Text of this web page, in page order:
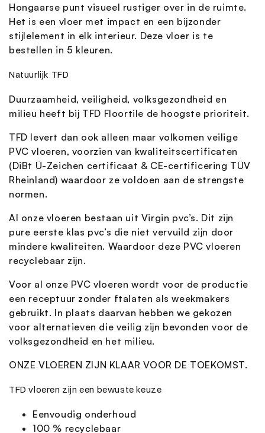
Hongaarse punt visueel rustiger over in de ruimte.
Het is een vloer met impact en een bijzonder
stijlelement in elk interieur. Deze vloer is te
bestellen in 5 kleuren.
Natuurlijk TFD
Duurzaamheid, veiligheid, volksgezondheid en
milieu heeft bij TFD Floortile de hoogste prioriteit.
TFD levert dan ook alleen maar volkomen veilige
PVC vloeren, voorzien van kwaliteitscertificaten
(DiBt Ü-Zeichen certificaat & CE-certificering TÜV
Rheinland) waardoor ze voldoen aan de strengste
normen.
Al onze vloeren bestaan uit Virgin pvc’s. Dit zijn
pure eerste klas pvc’s die niet vervuild zijn door
mindere kwaliteiten. Waardoor deze PVC vloeren
recyclebaar zijn.
Voor al onze PVC vloeren wordt voor de productie
een receptuur zonder ftalaten als weekmakers
gebruikt. In plaats daarvan hebben we gekozen
voor alternatieven die veilig zijn bevonden voor de
volksgezondheid en het milieu.
ONZE VLOEREN ZIJN KLAAR VOOR DE TOEKOMST.
TFD vloeren zijn een bewuste keuze
Eenvoudig onderhoud
100 % recyclebaar